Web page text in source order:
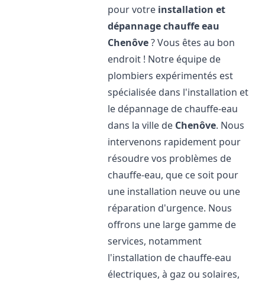
pour votre installation et
dépannage chauffe eau
Chenôve? Vous êtes au bon
endroit ! Notre équipe de
plombiers expérimentés est
spécialisée dans l'installation et
le dépannage de chauffe-eau
dans la ville de Chenôve. Nous
intervenons rapidement pour
résoudre vos problèmes de
chauffe-eau, que ce soit pour
une installation neuve ou une
réparation d'urgence. Nous
offrons une large gamme de
services, notamment
l'installation de chauffe-eau
électriques, à gaz ou solaires,